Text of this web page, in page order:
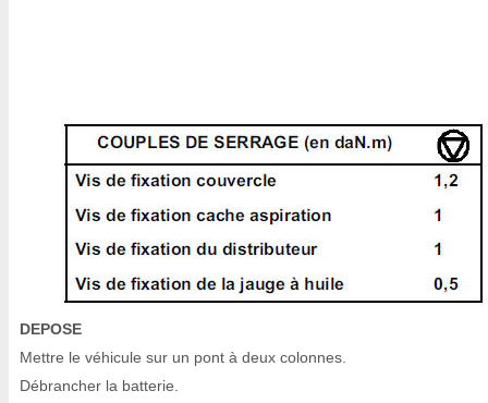
DEPOSE
Mettre le véhicule sur un pont à deux colonnes.
Débrancher la batterie.